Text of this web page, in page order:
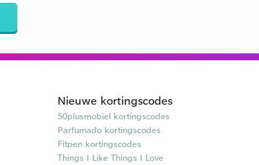
Nieuwe kortingscodes
50plusmobiel kortingscodes
Parfumado kortingscodes
Fitpen kortingscodes
Things I Like Things I Love